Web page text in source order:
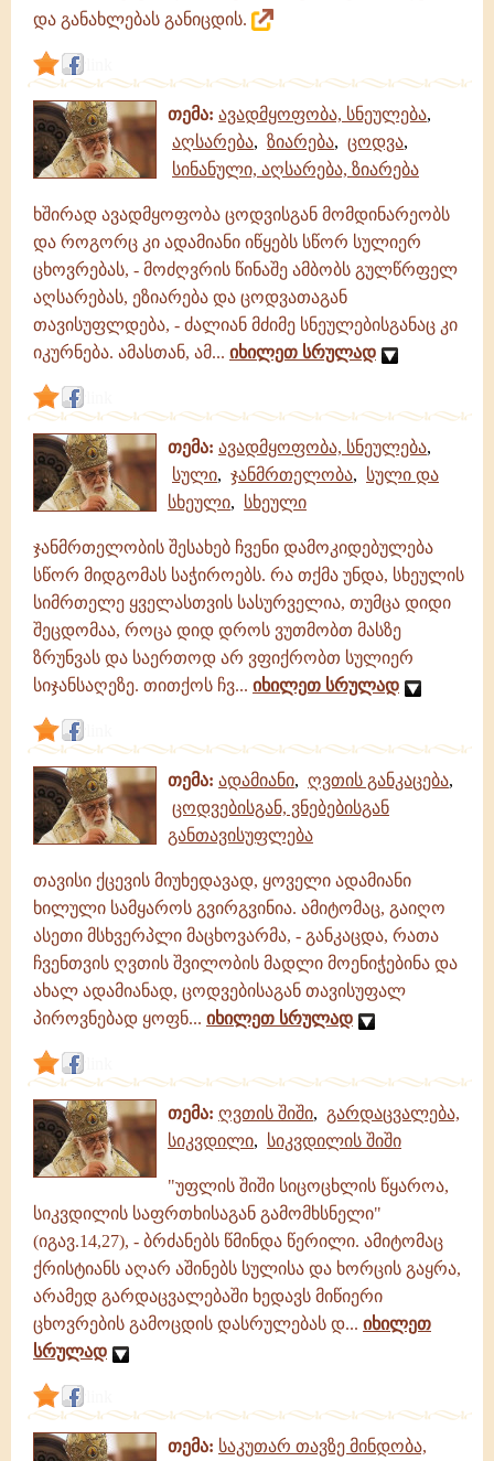
და განახლებას განიცდის.
თემა: ავადმყოფობა, სნეულება,
აღსარება, ზიარება, ცოდვა,
სინანული, აღსარება, ზიარება
ხშირად ავადმყოფობა ცოდვისგან მომდინარეობს
და როგორც კი ადამიანი იწყებს სწორ სულიერ
ცხოვრებას, - მოძღვრის წინაშე ამბობს გულწრფელ
აღსარებას, ეზიარება და ცოდვათაგან
თავისუფლდება, - ძალიან მძიმე სნეულებისგანაც კი
იკურნება. ამასთან, ამ... იხილეთ სრულად
თემა: ავადმყოფობა, სნეულება,
სული, ჯანმრთელობა, სული და
სხეული, სხეული
ჯანმრთელობის შესახებ ჩვენი დამოკიდებულება
სწორ მიდგომას საჭიროებს. რა თქმა უნდა, სხეულის
სიმრთელე ყველასთვის სასურველია, თუმცა დიდი
შეცდომაა, როცა დიდ დროს ვუთმობთ მასზე
ზრუნვას და საერთოდ არ ვფიქრობთ სულიერ
სიჯანსაღეზე. თითქოს ჩვ... იხილეთ სრულად
თემა: ადამიანი, ღვთის განკაცება,
ცოდვებისგან, ვნებებისგან
განთავისუფლება
თავისი ქცევის მიუხედავად, ყოველი ადამიანი
ხილული სამყაროს გვირგვინია. ამიტომაც, გაიღო
ასეთი მსხვერპლი მაცხოვარმა, - განკაცდა, რათა
ჩვენთვის ღვთის შვილობის მადლი მოენიჭებინა და
ახალ ადამიანად, ცოდვებისაგან თავისუფალ
პიროვნებად ყოფნ... იხილეთ სრულად
თემა: ღვთის შიში, გარდაცვალება,
სიკვდილი, სიკვდილის შიში
"უფლის შიში სიცოცხლის წყაროა,
სიკვდილის საფრთხისაგან გამომხსნელი"
(იგავ.14,27), - ბრძანებს წმინდა წერილი. ამიტომაც
ქრისტიანს აღარ აშინებს სულისა და ხორცის გაყრა,
არამედ გარდაცვალებაში ხედავს მიწიერი
ცხოვრების გამოცდის დასრულებას დ... იხილეთ
სრულად
თემა: საკუთარ თავზე მინდობა,